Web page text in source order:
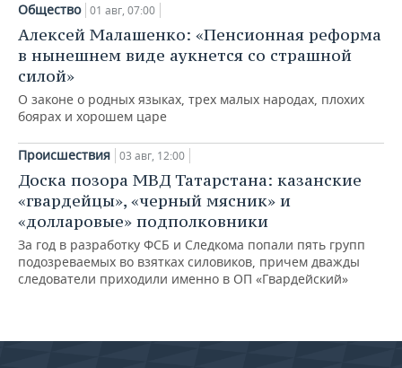
Общество 01 авг, 07:00
Алексей Малашенко: «Пенсионная реформа
в нынешнем виде аукнется со страшной
силой»
О законе о родных языках, трех малых народах, плохих
боярах и хорошем царе
Происшествия 03 авг, 12:00
Доска позора МВД Татарстана: казанские
«гвардейцы», «черный мясник» и
«долларовые» подполковники
За год в разработку ФСБ и Следкома попали пять групп
подозреваемых во взятках силовиков, причем дважды
следователи приходили именно в ОП «Гвардейский»